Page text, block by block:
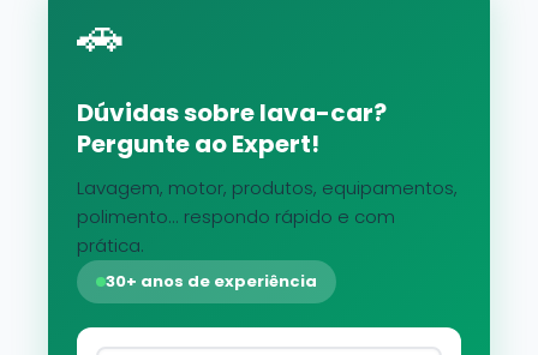
🚗
Dúvidas sobre lava-car?
Pergunte ao Expert!
Lavagem, motor, produtos, equipamentos,
polimento... respondo rápido e com
prática.
30+ anos de experiência